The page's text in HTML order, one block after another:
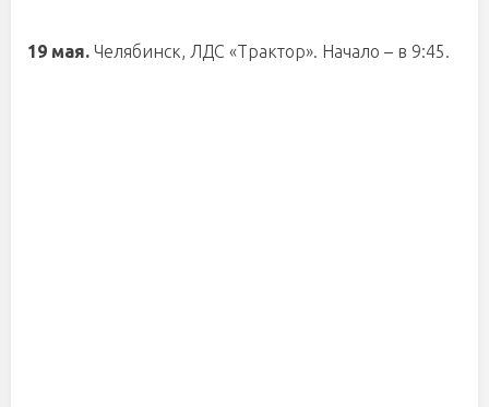
19 мая. Челябинск, ЛДС «Трактор». Начало – в 9:45.